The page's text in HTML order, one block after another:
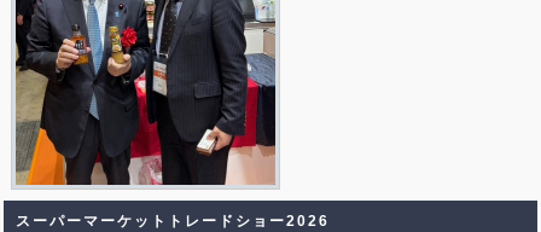
スーパーマーケットトレードショー2026